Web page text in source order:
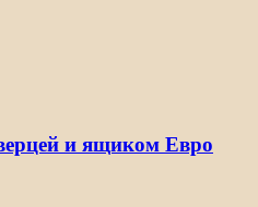
и ящиком Евро